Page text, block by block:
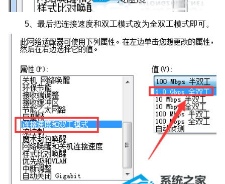
5、最后把连接速度和双工模式改为全双工模式即可。